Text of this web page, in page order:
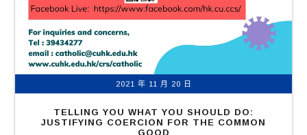
2021 年 11 月 20 日
TELLING YOU WHAT YOU SHOULD DO:
JUSTIFYING COERCION FOR THE COMMON
GOOD